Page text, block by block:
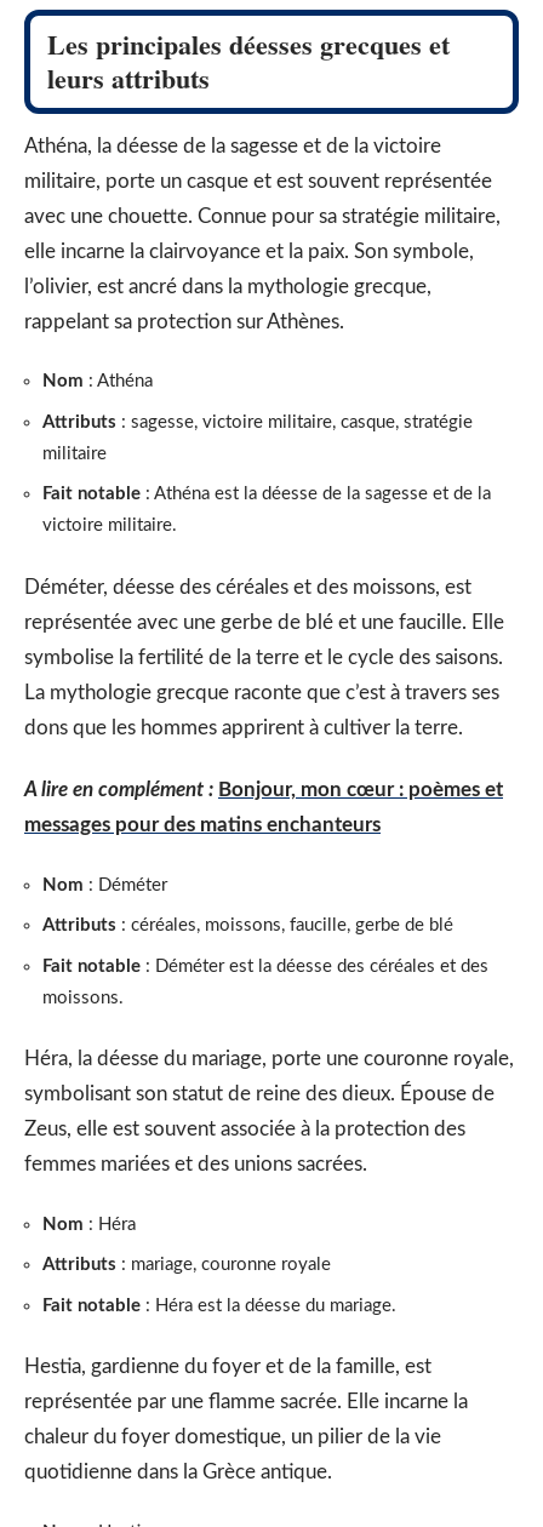
Les principales déesses grecques et
leurs attributs
Athéna, la déesse de la sagesse et de la victoire
militaire, porte un casque et est souvent représentée
avec une chouette. Connue pour sa stratégie militaire,
elle incarne la clairvoyance et la paix. Son symbole,
l’olivier, est ancré dans la mythologie grecque,
rappelant sa protection sur Athènes.
Nom : Athéna
Attributs : sagesse, victoire militaire, casque, stratégie
militaire
Fait notable : Athéna est la déesse de la sagesse et de la
victoire militaire.
Déméter, déesse des céréales et des moissons, est
représentée avec une gerbe de blé et une faucille. Elle
symbolise la fertilité de la terre et le cycle des saisons.
La mythologie grecque raconte que c’est à travers ses
dons que les hommes apprirent à cultiver la terre.
A lire en complément : Bonjour, mon cœur : poèmes et
messages pour des matins enchanteurs
Nom : Déméter
Attributs : céréales, moissons, faucille, gerbe de blé
Fait notable : Déméter est la déesse des céréales et des
moissons.
Héra, la déesse du mariage, porte une couronne royale,
symbolisant son statut de reine des dieux. Épouse de
Zeus, elle est souvent associée à la protection des
femmes mariées et des unions sacrées.
Nom : Héra
Attributs : mariage, couronne royale
Fait notable : Héra est la déesse du mariage.
Hestia, gardienne du foyer et de la famille, est
représentée par une flamme sacrée. Elle incarne la
chaleur du foyer domestique, un pilier de la vie
quotidienne dans la Grèce antique.